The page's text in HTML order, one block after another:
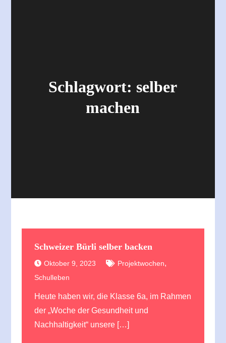
Schlagwort: selber
machen
Schweizer Bürli selber backen
Oktober 9, 2023 Projektwochen,
Schulleben
Heute haben wir, die Klasse 6a, im Rahmen
der „Woche der Gesundheit und
Nachhaltigkeit“ unsere […]